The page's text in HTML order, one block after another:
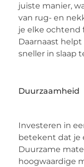
juiste manier,
van rug- en
je elke ochtend
Daarnaast
sneller in slaap
Duurzaamheid
Investeren in
betekent dat je
Duurzame
hoogwaardige